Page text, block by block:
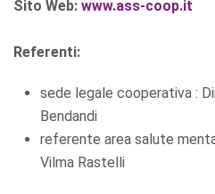
Sito Web: www.ass-coop.it
Referenti:
sede legale cooperativa :
Bendandi
referente area salute
Vilma Rastelli